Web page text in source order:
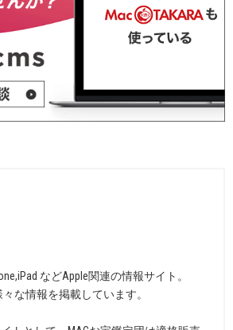
などApple関連の情報サイト。
な情報を掲載しています。